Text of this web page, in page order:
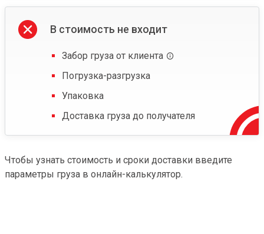
В стоимость не входит
Забор груза от клиента
Погрузка-разгрузка
Упаковка
Доставка груза до получателя
Чтобы узнать стоимость и сроки доставки введите
параметры груза в онлайн-калькулятор.